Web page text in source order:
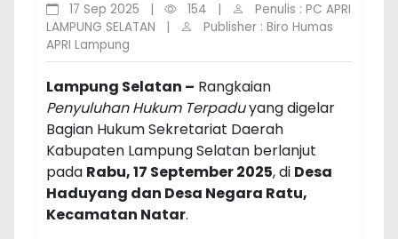
17 Sep 2025 154
Penulis : PC APRI
LAMPUNG SELATAN
Publisher : Biro Humas
APRI Lampung
Lampung Selatan – Rangkaian
Penyuluhan Hukum Terpaduyang digelar
Bagian Hukum Sekretariat Daerah
Kabupaten Lampung Selatan berlanjut
pada Rabu, 17 September 2025, di Desa
Haduyang dan Desa Negara Ratu,
Kecamatan Natar.